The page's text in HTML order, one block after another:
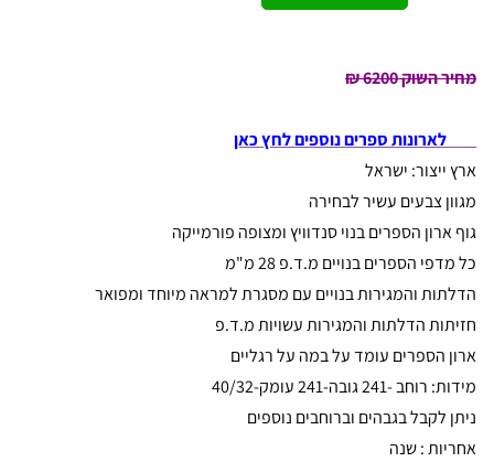
מחיר השוק 6200 ₪
לארונות ספרים נוספים לחץ כאן
ארץ ייצור: ישראל
מגוון צבעים עשיר לבחירה
גוף ארון הספרים בנוי סנדוויץ ומצופה פורמייקה
כל מדפי הספרים בנויים מ.ד.פ 28 מ"מ
הדלתות והמגירות בנויים עם מסגרת למראה מיוחד ומפואר
חזיתות הדלתות והמגירות עשויות מ.ד.פ
ארון הספרים עומד על במה על רגליים
מידות: רוחב -241 גובה-241 עומק-40/32
ניתן לקבל בגבהים וברוחבים נוספים
אחריות : שנה